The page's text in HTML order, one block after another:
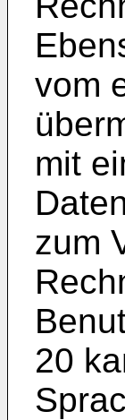
vom
mit
zum
20